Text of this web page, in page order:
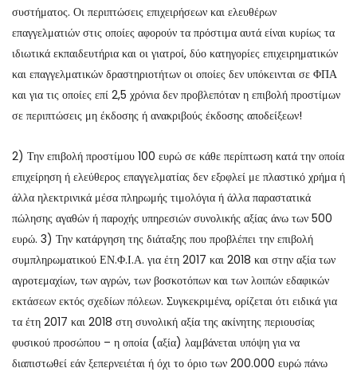
συστήματος. Οι περιπτώσεις επιχειρήσεων και ελευθέρων
επαγγελματιών στις οποίες αφορούν τα πρόστιμα αυτά είναι κυρίως τα
ιδιωτικά εκπαιδευτήρια και οι γιατροί, δύο κατηγορίες επιχειρηματικών
και επαγγελματικών δραστηριοτήτων οι οποίες δεν υπόκεινται σε ΦΠΑ
και για τις οποίες επί 2,5 χρόνια δεν προβλεπόταν η επιβολή προστίμων
σε περιπτώσεις μη έκδοσης ή ανακριβούς έκδοσης αποδείξεων!
2) Την επιβολή προστίμου 100 ευρώ σε κάθε περίπτωση κατά την οποία
επιχείρηση ή ελεύθερος επαγγελματίας δεν εξοφλεί με πλαστικό χρήμα ή
άλλα ηλεκτρινικά μέσα πληρωμής τιμολόγια ή άλλα παραστατικά
πώλησης αγαθών ή παροχής υπηρεσιών συνολικής αξίας άνω των 500
ευρώ. 3) Την κατάργηση της διάταξης που προβλέπει την επιβολή
συμπληρωματικού ΕΝ.Φ.Ι.Α. για έτη 2017 και 2018 και στην αξία των
αγροτεμαχίων, των αγρών, των βοσκοτόπων και των λοιπών εδαφικών
εκτάσεων εκτός σχεδίων πόλεων. Συγκεκριμένα, ορίζεται ότι ειδικά για
τα έτη 2017 και 2018 στη συνολική αξία της ακίνητης περιουσίας
φυσικού προσώπου – η οποία (αξία) λαμβάνεται υπόψη για να
διαπιστωθεί εάν ξεπερνειέται ή όχι το όριο των 200.000 ευρώ πάνω